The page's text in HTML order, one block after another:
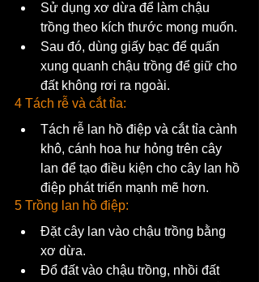
Sử dụng xơ dừa để làm chậu
trồng theo kích thước mong muốn.
Sau đó, dùng giấy bạc để quấn
xung quanh chậu trồng để giữ cho
đất không rơi ra ngoài.
4 Tách rễ và cắt tỉa:
Tách rễ lan hồ điệp và cắt tỉa cành
khô, cánh hoa hư hỏng trên cây
lan để tạo điều kiện cho cây lan hồ
điệp phát triển mạnh mẽ hơn.
5 Trồng lan hồ điệp:
Đặt cây lan vào chậu trồng bằng
xơ dừa.
Đổ đất vào chậu trồng, nhồi đất